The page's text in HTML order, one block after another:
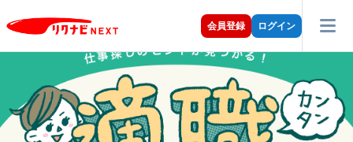
会員登録 ログイン